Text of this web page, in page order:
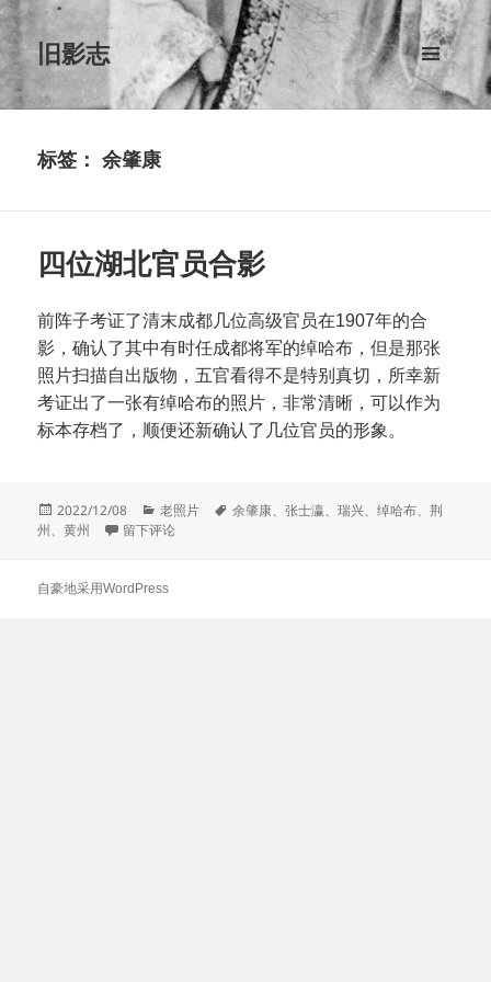
旧影志
菜单和
挂件
标签：余肇康
四位湖北官员合影
前阵子考证了清末成都几位高级官员在1907年的合
影，确认了其中有时任成都将军的绰哈布，但是那张
照片扫描自出版物，五官看得不是特别真切，所幸新
考证出了一张有绰哈布的照片，非常清晰，可以作为
标本存档了，顺便还新确认了几位官员的形象。
发
布
2022/12/08
分
类
老照片
标
余肇康、张士瀛、瑞兴、绰哈布、荆
州、黄州 于四位湖北官员合影
留下评论
自豪地采用WordPress